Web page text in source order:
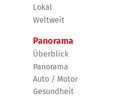
Lokal
Weltweit
Panorama
Überblick
Panorama
Auto / Motor
Gesundheit